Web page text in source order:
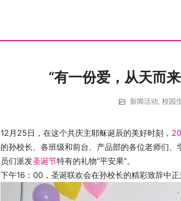
“有一份爱，从天而
新闻活动, 校园
12月25日，在这个共庆主耶稣诞辰的美好时刻，
的孙校长、各班级和前台、产品部的各位老师们
员们派发圣诞节特有的礼物“平安果”。
下午16：00，圣诞联欢会在孙校长的精彩致辞中正